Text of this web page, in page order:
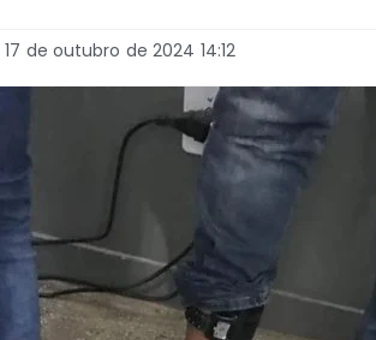
17 deoutubro de2024 14:12